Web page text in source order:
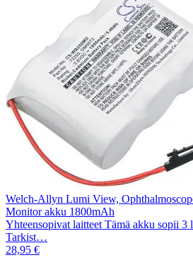
Welch-Allyn Lumi View,
Monitor akku 1800mAh
Yhteensopivat laitteet Tämä akku sopii 3
Tarkist…
28,95 €